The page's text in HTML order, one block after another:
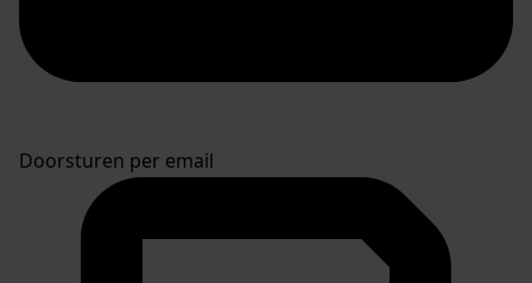
Doorsturen per email